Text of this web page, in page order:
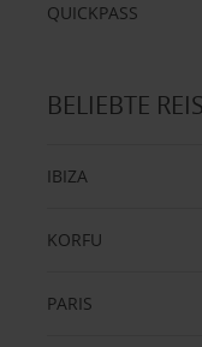
QUICKPASS
BELIEBTE
IBIZA
KORFU
PARIS